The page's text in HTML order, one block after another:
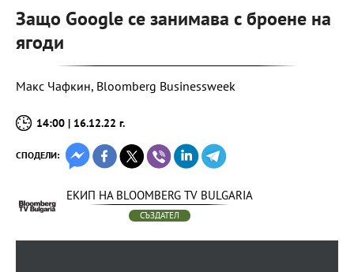
Защо Google се занимава с броене на
ягоди
Макс Чафкин, Bloomberg Businessweek
14:00 | 16.12.22 г.
СПОДЕЛИ:
ЕКИП НА BLOOMBERG TV BULGARIA
СЪЗДАТЕЛ